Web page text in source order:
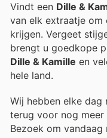
Vindt een Dille &
van elk extraatje
krijgen. Vergeet
brengt u goedkope
Dille & Kamille en
hele land.
Wij hebben elke dag
terug voor nog meer
Bezoek om vandaag